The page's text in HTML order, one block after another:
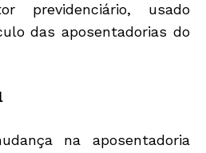
previdenciário, usado
das aposentadorias do
na aposentadoria